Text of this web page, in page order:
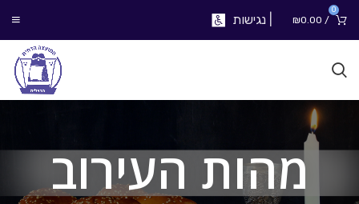
0
/
₪0.00 נגישות
מהות העירוב